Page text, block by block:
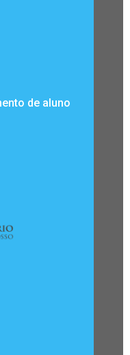
de aluno